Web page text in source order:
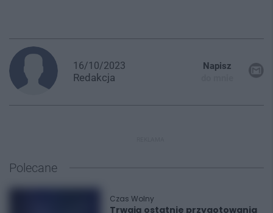
16/10/2023
Redakcja
Napisz
Polecane
Czas Wolny
Trwają ostatnie przygotowania